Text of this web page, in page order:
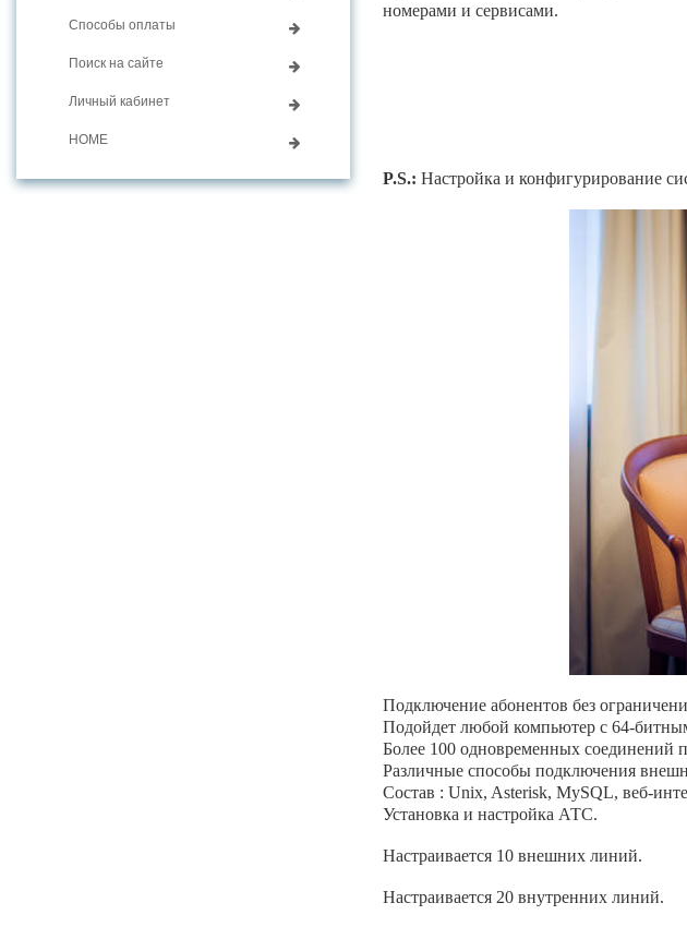
Способы оплаты
Поиск на сайте
Личный кабинет
HOME
номерами и сервисами.
P.S.: Настройка и конфигурирование
Подключение абонентов без
Подойдет любой компьютер с 64-
Более 100 одновременных соединений
Различные способы подключения
Состав : Unix, Asterisk, MySQL, веб-
Установка и настройка АТС.
Настраивается 10 внешних линий.
Настраивается 20 внутренних линий.